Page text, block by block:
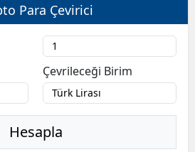
Para Çevirici
Çevrileceği Birim
Hesapla